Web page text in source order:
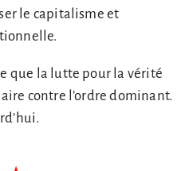
le capitalisme et
que la lutte pour la vérité
contre l’ordre dominant.